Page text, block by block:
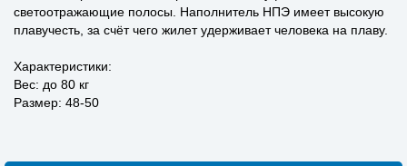
светоотражающие полосы. Наполнитель НПЭ имеет высокую
плавучесть, за счёт чего жилет удерживает человека на плаву.
Характеристики:
Вес: до 80 кг
Размер: 48-50